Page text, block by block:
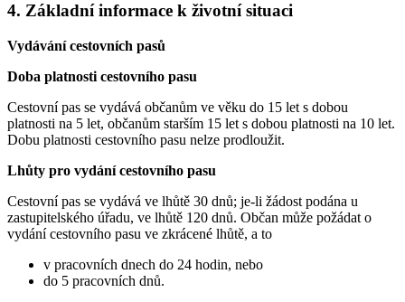
4. Základní informace k životní situaci
Vydávání cestovních pasů
Doba platnosti cestovního pasu
Cestovní pas se vydává občanům ve věku do 15 let s dobou
platnosti na 5 let, občanům starším 15 let s dobou platnosti na 10 let.
Dobu platnosti cestovního pasu nelze prodloužit.
Lhůty pro vydání cestovního pasu
Cestovní pas se vydává ve lhůtě 30 dnů; je-li žádost podána u
zastupitelského úřadu, ve lhůtě 120 dnů. Občan může požádat o
vydání cestovního pasu ve zkrácené lhůtě, a to
v pracovních dnech do 24 hodin, nebo
do 5 pracovních dnů.